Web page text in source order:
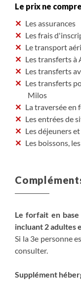
Le prix ne
Les assurances
Les frais
Le transport
Les transferts à
Les transferts
Les transferts
Milos
La traversée
Les entrées de
Les déjeuners
Les boissons,
Le forfait en
incluant 2 adultes
Si la 3e personne
consulter.
Supplément